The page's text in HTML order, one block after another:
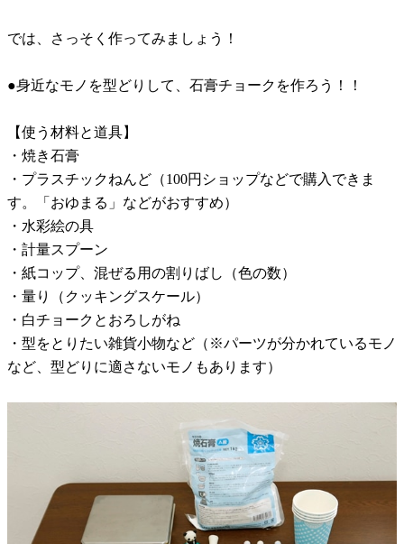
では、さっそく作ってみましょう！
●身近なモノを型どりして、石膏チョークを作ろう！！
【使う材料と道具】
・焼き石膏
・プラスチックねんど（100円ショップなどで購入できま
す。「おゆまる」などがおすすめ）
・水彩絵の具
・計量スプーン
・紙コップ、混ぜる用の割りばし（色の数）
・量り（クッキングスケール）
・白チョークとおろしがね
・型をとりたい雑貨小物など（※パーツが分かれているモノ
など、型どりに適さないモノもあります）